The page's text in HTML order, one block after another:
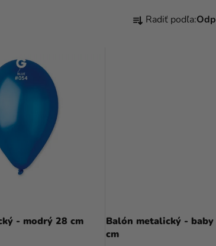
R
D
Radiť podľa:
Balón metalický - modrý 28 cm
Balón metalický -
cm